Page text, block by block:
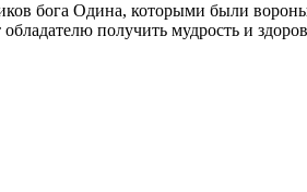
бога Одина, которыми были
получить мудрость и